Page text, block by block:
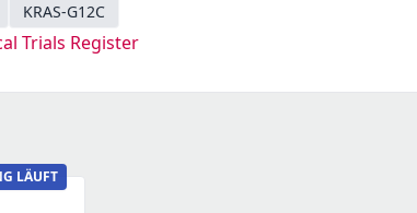
KRAS-G12C
Trials Register
LÄUFT